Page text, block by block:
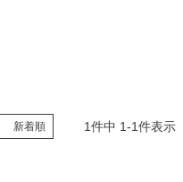
新着順 1件中 1-1件表示